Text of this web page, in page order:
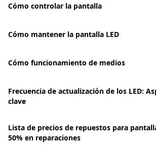
Cómo controlar la pantalla
Cómo mantener la pantalla LED
Cómo funcionamiento de medios
Frecuencia de actualización de los LED:
clave
Lista de precios de repuestos para
50% en reparaciones